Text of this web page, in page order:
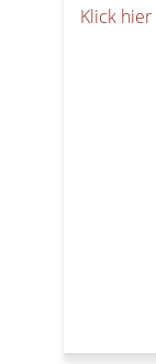
Klick hier